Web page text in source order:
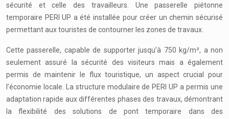
sécurité et celle des travailleurs. Une passerelle piétonne
temporaire PERI UP a été installée pour créer un chemin sécurisé
permettant aux touristes de contourner les zones de travaux.
Cette passerelle, capable de supporter jusqu’à 750 kg/m², a non
seulement assuré la sécurité des visiteurs mais a également
permis de maintenir le flux touristique, un aspect crucial pour
l’économie locale. La structure modulaire de PERI UP a permis une
adaptation rapide aux différentes phases des travaux, démontrant
la flexibilité des solutions de pont temporaire dans des